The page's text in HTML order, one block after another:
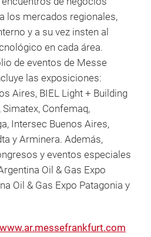
los mercados regionales,
y a su vez insten al
en cada área.
de eventos de Messe
las exposiciones:
Aires, BIEL Light + Building
Confemaq,
Intersec Buenos Aires,
y Arminera. Además,
y eventos especiales
Oil & Gas Expo
Oil & Gas Expo Patagonia y
www.ar.messefrankfurt.com